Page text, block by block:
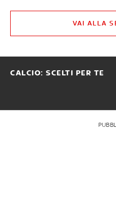
VAI ALLA
CALCIO: SCELTI PER TE